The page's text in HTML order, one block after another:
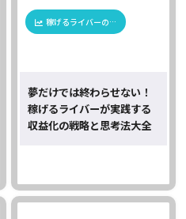
稼げるライバーの…
夢だけでは終わらせない！
稼げるライバーが実践する
収益化の戦略と思考法大全